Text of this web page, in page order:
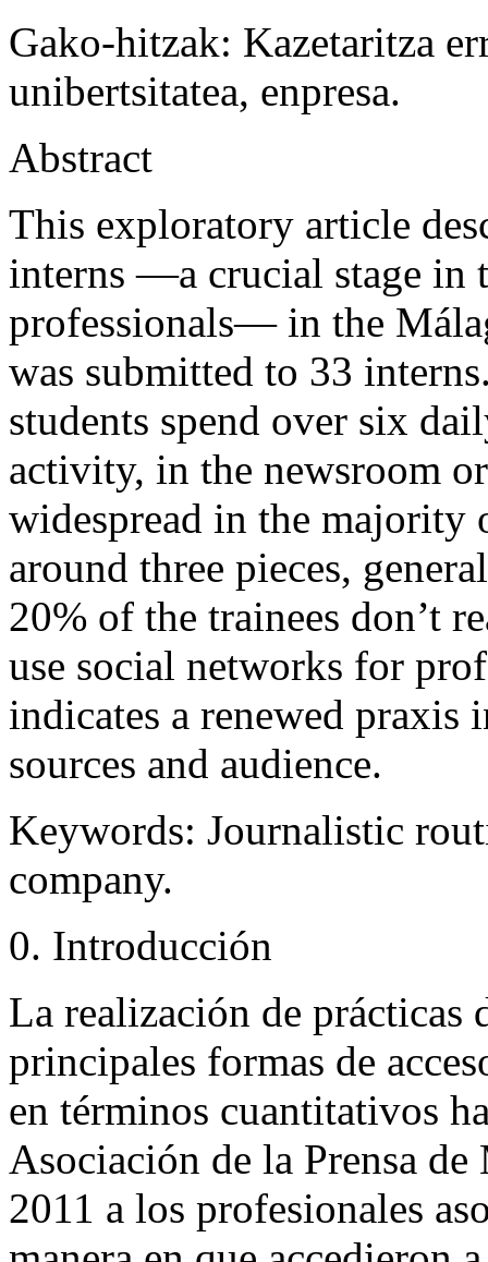
Gako-hitzak: Kazetaritza
unibertsitatea, enpresa.
Abstract
This exploratory article
interns —a crucial stage in
professionals— in the
was submitted to 33
students spend over six
activity, in the newsroom
widespread in the majority
around three pieces,
20% of the trainees don’t
use social networks for
indicates a renewed
sources and audience.
Keywords: Journalistic
company.
0. Introducción
La realización de prácticas
principales formas de
en términos cuantitativos
Asociación de la Prensa
2011 a los profesionales